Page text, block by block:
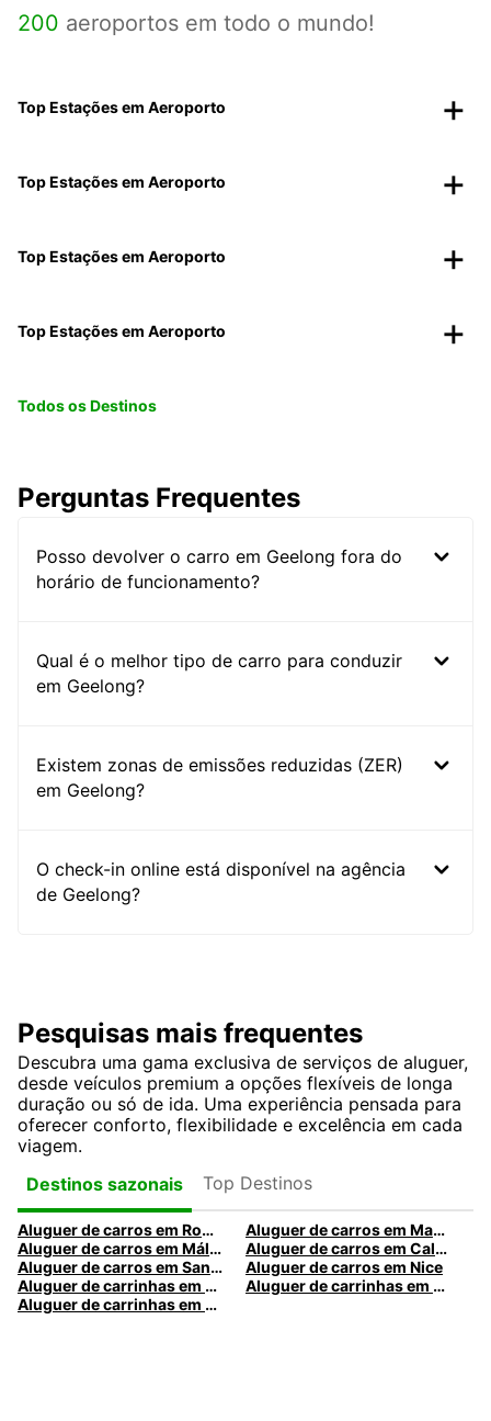
200 aeroportos em todo o mundo!
Top Estações em Aeroporto
Top Estações em Aeroporto
Top Estações em Aeroporto
Top Estações em Aeroporto
Todos os Destinos
Perguntas Frequentes
Posso devolver o carro em Geelong fora do
horário de funcionamento?
Qual é o melhor tipo de carro para conduzir
em Geelong?
Existem zonas de emissões reduzidas (ZER)
em Geelong?
O check-in online está disponível na agência
de Geelong?
Pesquisas mais frequentes
Descubra uma gama exclusiva de serviços de aluguer,
desde veículos premium a opções flexíveis de longa
duração ou só de ida. Uma experiência pensada para
oferecer conforto, flexibilidade e excelência em cada
viagem.
Destinos sazonais
Top Destinos
Aluguer de carros em Roma
Aluguer de carros em Madrid
Aluguer de carros em Málaga
Aluguer de carros em Caldas da Rainha
Aluguer de carros em Santa Maria da Feira
Aluguer de carros em Nice
Aluguer de carrinhas em Nice
Aluguer de carrinhas em Santa Maria da Feira
Aluguer de carrinhas em Caldas da Rainha